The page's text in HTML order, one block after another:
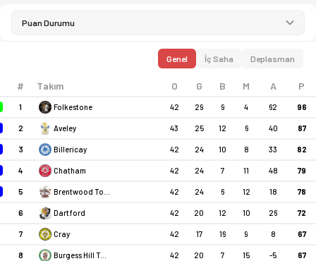
Puan Durumu
Genel İç Saha Deplasman
# Takım O G B M A P
1 Folkestone 42 29 9 4 62 96
2 Aveley 43 25 12 6 40 87
3 Billericay 42 24 10 8 33 82
4 Chatham 42 24 7 11 48 79
5 42 24 6 12 18 78
6 Dartford 42 20 12 10 26 72
7 Cray 42 17 16 9 8 67
8 Burgess Hill Town 42 20 7 15 -5 67